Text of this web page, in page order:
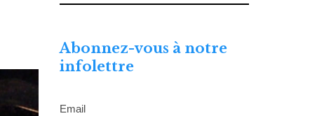
Abonnez-vous à notre
infolettre
Email